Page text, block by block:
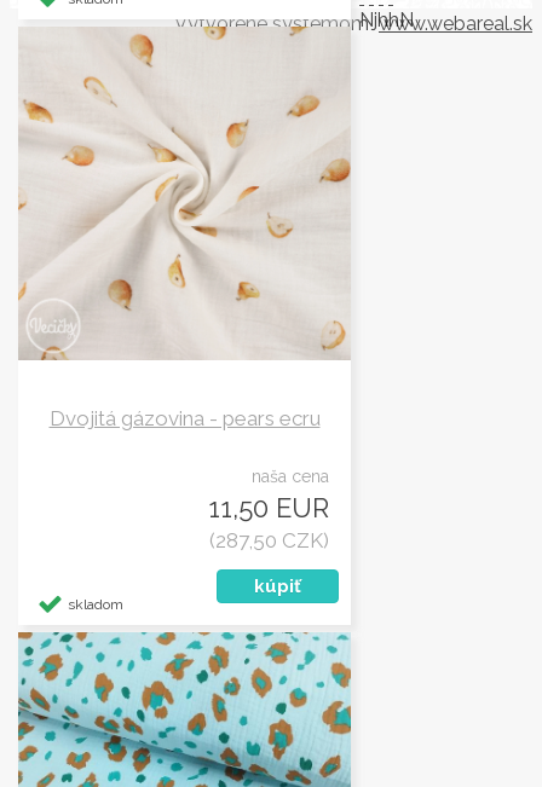
Dvojitá gázovina - pears ecru
naša cena
11,50 EUR
(287,50 CZK)
skladom
Vytvorené systémom www.webareal.sk
NjhhN